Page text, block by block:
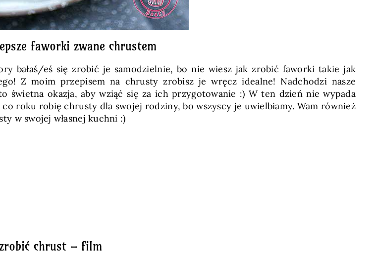
faworki zwane chrustem
bałaś/eś się zrobić je samodzielnie, bo nie wiesz jak zrobić faworki takie jak
Z moim przepisem na chrusty zrobisz je wręcz idealne! Nadchodzi nasze
świetna okazja, aby wziąć się za ich przygotowanie :) W ten dzień nie wypada
roku robię chrusty dla swojej rodziny, bo wszyscy je uwielbiamy. Wam również
w swojej własnej kuchni :)
chrust – film